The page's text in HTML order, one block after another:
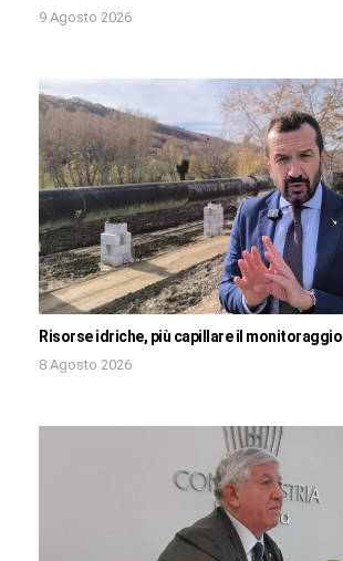
9 Agosto 2026
Risorse idriche, più capillare il monitoraggio
8 Agosto 2026